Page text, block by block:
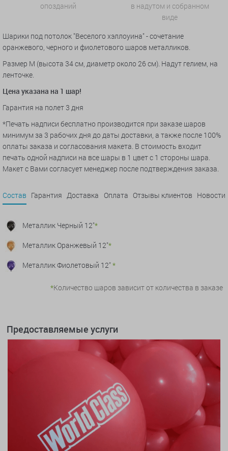
опозданий
в надутом и собранном
виде
Шарики под потолок "Веселого хэллоуина" - сочетание
оранжевого, черного и фиолетового шаров металликов.
Размер M (высота 34 см, диаметр около 26 см). Надут гелием, на
ленточке.
Цена указана на 1 шар!
Гарантия на полет 3 дня
*Печать надписи бесплатно производится при заказе шаров
минимум за 3 рабочих дня до даты доставки, а также после 100%
оплаты заказа и согласования макета. В стоимость входит
печать одной надписи на все шары в 1 цвет с 1 стороны шара.
Макет с Вами согласует менеджер после подтверждения заказа.
Состав Гарантия Доставка Оплата Отзывы клиентов Новости
Металлик Черный 12"*
Металлик Оранжевый 12"*
Металлик Фиолетовый 12"*
*Количество шаров зависит от количеcтва в заказе
Предоставляемые услуги